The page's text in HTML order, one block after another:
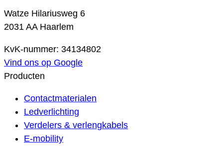
Watze Hilariusweg 6
2031 AA Haarlem
KvK-nummer: 34134802
Vind ons op Google
Producten
Contactmaterialen
Ledverlichting
Verdelers & verlengkabels
E-mobility